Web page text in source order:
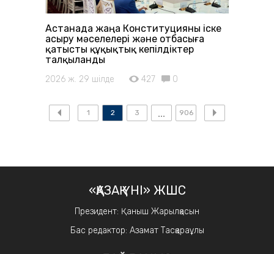
Астанада жаңа Конституцияны іске
асыру мәселелері және отбасыға
қатысты құқықтық кепілдіктер
талқыланды
2026 ж. 29 шілде 427 0
1 2 3 906
«ҚАЗАҚ ҮНІ» ЖШС
Президент: Қаныш Жарылқасын
Бас редактор: Азамат Тасқараұлы